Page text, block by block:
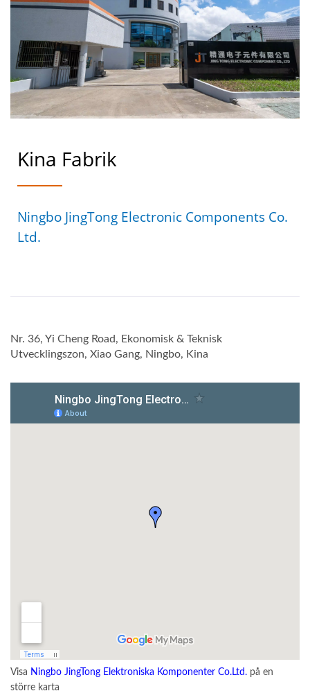
Kina Fabrik
Ningbo JingTong Electronic Components Co.
Ltd.
Nr. 36, Yi Cheng Road, Ekonomisk & Teknisk
Utvecklingszon, Xiao Gang, Ningbo, Kina
Visa Ningbo JingTong Elektroniska Komponenter Co.Ltd. på en
större karta